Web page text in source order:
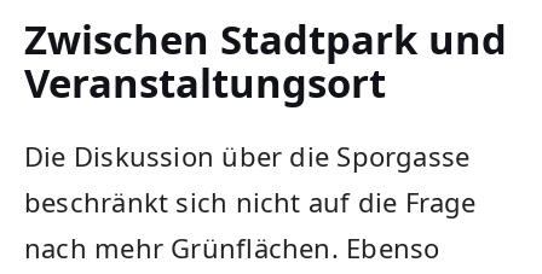
Zwischen Stadtpark und
Veranstaltungsort
Die Diskussion über die Sporgasse
beschränkt sich nicht auf die Frage
nach mehr Grünflächen. Ebenso